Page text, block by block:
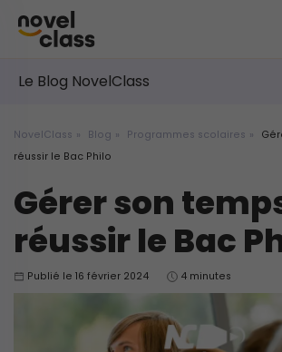
Le Blog NovelClass
NovelClass Blog Programmes scolaires
réussir le Bac Philo
Gérer son
réussir le Bac
Publié le 16 février 2024 4 minutes